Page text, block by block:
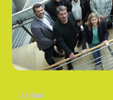
Artikel